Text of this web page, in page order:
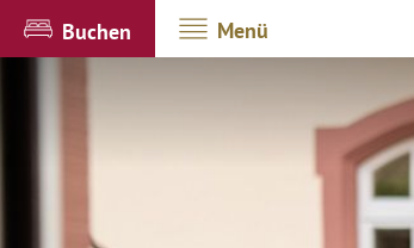
Buchen Menü